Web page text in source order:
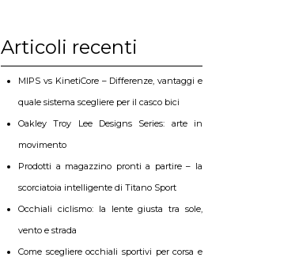
Articoli recenti
MIPS vs KinetiCore – Differenze, vantaggi e
quale sistema scegliere per il casco bici
Oakley Troy Lee Designs Series: arte in
movimento
Prodotti a magazzino pronti a partire – la
scorciatoia intelligente di Titano Sport
Occhiali ciclismo: la lente giusta tra sole,
vento e strada
Come scegliere occhiali sportivi per corsa e